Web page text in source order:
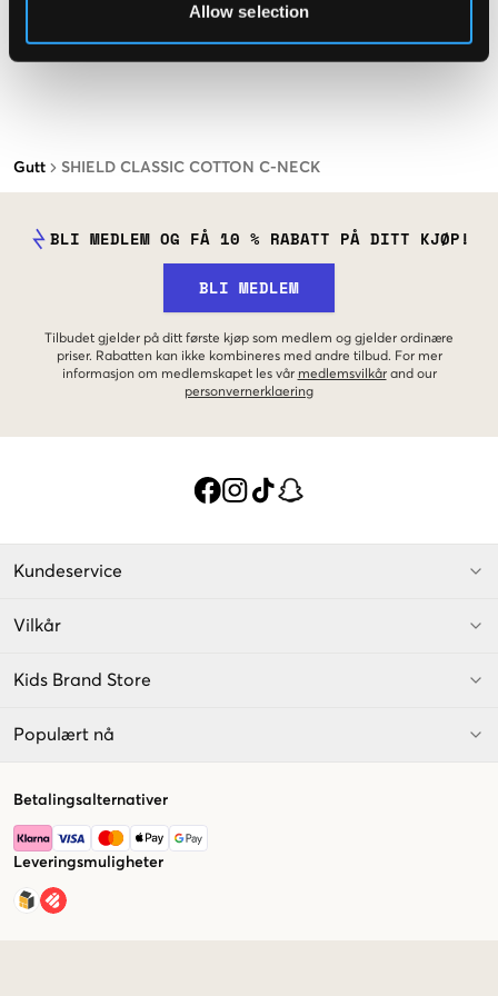
Allow selection
Gutt SHIELD CLASSIC COTTON C-NECK
BLI MEDLEM OG FÅ 10 % RABATT PÅ DITT KJØP!
BLI MEDLEM
Tilbudet gjelder på ditt første kjøp som medlem og gjelder ordinære
priser. Rabatten kan ikke kombineres med andre tilbud. For mer
informasjon om medlemskapet les vår medlemsvilkår and our
personvernerklaering
Kundeservice
Vilkår
Kids Brand Store
Populært nå
Betalingsalternativer
Leveringsmuligheter